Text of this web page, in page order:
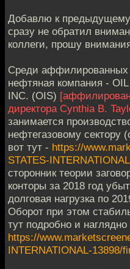
Добавлю к предыдущему
сразу не обратил
коллеги, прошу
Среди аффилированных
нефтяная компания -
INC. (OIS)
директора Cynthia B.
занимается
нефтегазовому сектору
вот тут - https://
STATES-
сторонник теории
конторы за 2018 год
долговая нагрузка по
Оборот при этом
тут подробно и наглядно
https://
INTERNATIONAL-13898/